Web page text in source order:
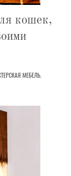
кошек,
МЕБЕЛЬ,